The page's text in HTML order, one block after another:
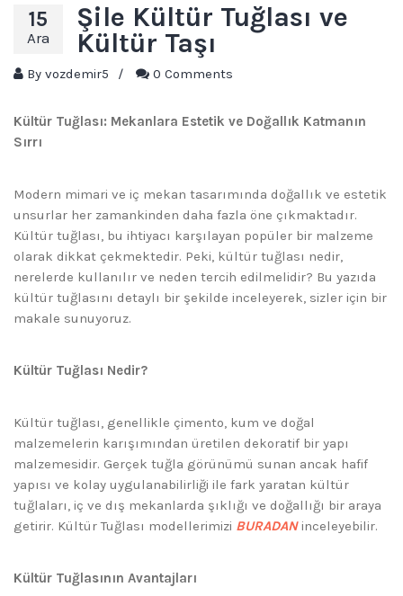
15
Ara
Şile Kültür Tuğlası ve
Kültür Taşı
By vozdemir5 / 0 Comments
Kültür Tuğlası: Mekanlara Estetik ve Doğallık Katmanın
Sırrı
Modern mimari ve iç mekan tasarımında doğallık ve estetik
unsurlar her zamankinden daha fazla öne çıkmaktadır.
Kültür tuğlası, bu ihtiyacı karşılayan popüler bir malzeme
olarak dikkat çekmektedir. Peki, kültür tuğlası nedir,
nerelerde kullanılır ve neden tercih edilmelidir? Bu yazıda
kültür tuğlasını detaylı bir şekilde inceleyerek, sizler için bir
makale sunuyoruz.
Kültür Tuğlası Nedir?
Kültür tuğlası, genellikle çimento, kum ve doğal
malzemelerin karışımından üretilen dekoratif bir yapı
malzemesidir. Gerçek tuğla görünümü sunan ancak hafif
yapısı ve kolay uygulanabilirliği ile fark yaratan kültür
tuğlaları, iç ve dış mekanlarda şıklığı ve doğallığı bir araya
getirir. Kültür Tuğlası modellerimizi BURADANinceleyebilir.
Kültür Tuğlasının Avantajları